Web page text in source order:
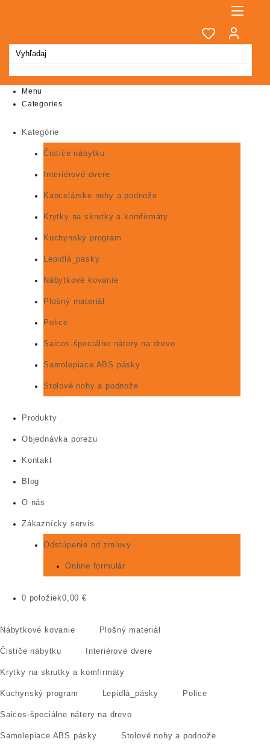
Menu
Categories
Kategórie
Čističe nábytku
Interiérové dvere
Kancelárske nohy a podnože
Krytky na skrutky a komfirmáty
Kuchynský program
Lepidlá_pásky
Nábytkové kovanie
Plošný materiál
Police
Saicos-špeciálne nátery na drevo
Samolepiace ABS pásky
Stolové nohy a podnože
Produkty
Objednávka porezu
Kontakt
Blog
O nás
Zákaznícky servis
Odstúpenie od zmluvy
Online formulár
0 položiek0,00 €
Nábytkové kovanie Plošný materiál
Čističe nábytku Interiérové dvere
Krytky na skrutky a komfirmáty
Kuchynský program Lepidlá_pásky Police
Saicos-špeciálne nátery na drevo
Samolepiace ABS pásky Stolové nohy a podnože